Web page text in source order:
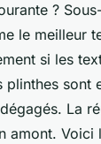
?
le meilleur
si les
plinthes sont
La
amont. Voici